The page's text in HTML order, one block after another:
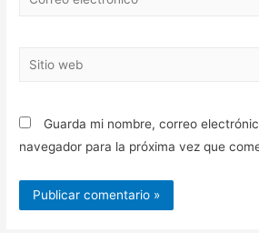
Sitio
Guarda mi nombre, correo
navegador para la próxima vez que